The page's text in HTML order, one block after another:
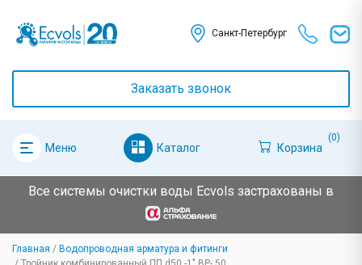
Санкт-Петербург
Заказать звонок
Меню Каталог Корзина
(0)
Все системы очистки воды Ecvols застрахованы в
Главная
Водопроводная арматура и фитинги